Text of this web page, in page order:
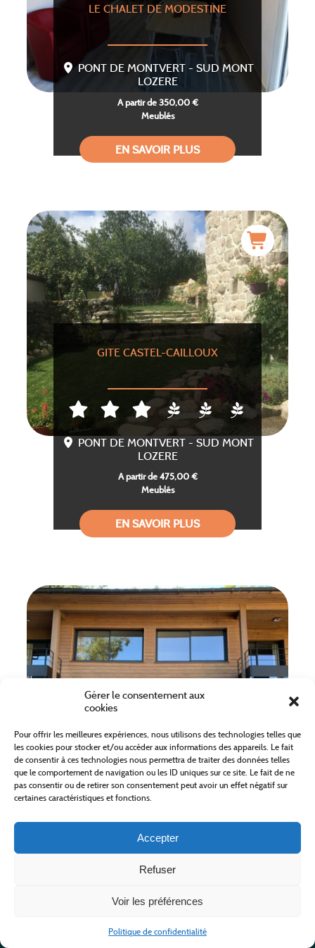
Gérer le consentement aux
cookies
Pour offrir les meilleures expériences, nous utilisons des technologies telles que
les cookies pour stocker et/ou accéder aux informations des appareils. Le fait
de consentir à ces technologies nous permettra de traiter des données telles
que le comportement de navigation ou les ID uniques sur ce site. Le fait de ne
pas consentir ou de retirer son consentement peut avoir un effet négatif sur
certaines caractéristiques et fonctions.
Accepter
Refuser
Voir les préférences
Politique de confidentialité
LE CHALET DE MODESTINE
PONT DE MONTVERT - SUD MONT
LOZERE
A partir de 350,00 €
Meublés
EN SAVOIR PLUS
GITE CASTEL-CAILLOUX
PONT DE MONTVERT - SUD MONT
LOZERE
A partir de 475,00 €
Meublés
EN SAVOIR PLUS
PONT DE MONTVERT - SUD MONT
LOZERE
A partir de 1599,00 €
Meublés
EN SAVOIR PLUS